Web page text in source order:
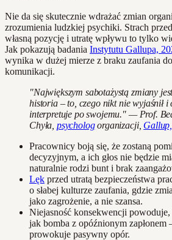
Nie da się skutecznie wdrażać zmian
zrozumienia ludzkiej psychiki. Strach
własną pozycję i utratę wpływu to tylko
Jak pokazują badania Instytutu Gallupa,
wynika w dużej mierze z braku zaufania
komunikacji.
"Największym sabotażystą zmiany
historia – to, czego nikt nie wyjaśnił i
interpretuje po swojemu." — Prof.
Chyła, psychologorganizacji,
Pracownicy boją się, że zostaną
decyzyjnym, a ich głos nie będzie
naturalnie rodzi bunt i brak
Lęk przed utratą bezpieczeństwa
o słabej kulturze zaufania, gdzie
jako zagrożenie, a nie szansa.
Niejasność konsekwencji powoduje,
jak bomba z opóźnionym zapłonem
prowokuje pasywny opór.